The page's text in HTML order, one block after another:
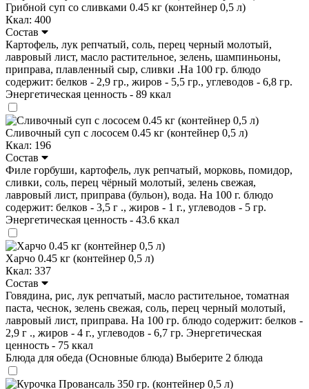
Грибной суп со сливками 0.45 кг (контейнер 0,5 л)
Ккал: 400
Состав
Картофель, лук репчатый, соль, перец черный молотый,
лавровый лист, масло растительное, зелень, шампиньоны,
приправа, плавленный сыр, сливки .На 100 гр. блюдо
содержит: белков - 2,9 гр., жиров - 5,5 гр., углеводов - 6,8 гр.
Энергетическая ценность - 89 ккал
Сливочный суп с лососем 0.45 кг (контейнер 0,5 л)
Ккал: 196
Состав
Филе горбуши, картофель, лук репчатый, морковь, помидор,
сливки, соль, перец чёрный молотый, зелень свежая,
лавровый лист, приправа (бульон), вода. На 100 г. блюдо
содержит: белков - 3,5 г ., жиров - 1 г., углеводов - 5 гр.
Энергетическая ценность - 43.6 ккал
Харчо 0.45 кг (контейнер 0,5 л)
Ккал: 337
Состав
Говядина, рис, лук репчатый, масло растительное, томатная
паста, чеснок, зелень свежая, соль, перец черный молотый,
лавровый лист, приправа. На 100 гр. блюдо содержит: белков -
2,9 г ., жиров - 4 г., углеводов - 6,7 гр. Энергетическая
ценность - 75 ккал
Блюда для обеда (Основные блюда) Выберите 2 блюда